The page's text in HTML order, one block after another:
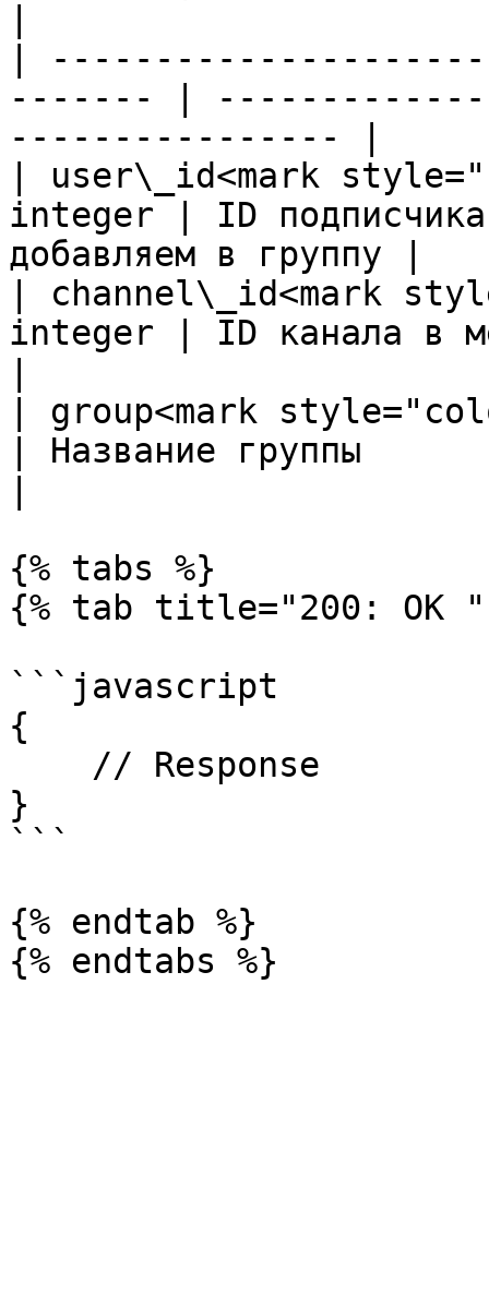
|
------- |
---------------- |
| user\_id<mark
integer | ID подписчика
добавляем в группу |
| channel\_id<mark
integer | ID канала в
| group<mark
| Название группы
{% tabs %}
{% tab title="200: OK "
```javascript
{
}
```
{% endtab %}